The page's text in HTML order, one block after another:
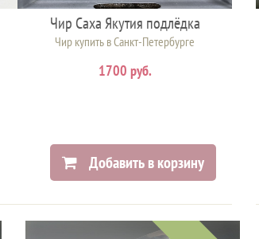
Чир Саха Якутия подлёдка
Чир купить в Санкт-Петербурге
1700 руб.
Добавить в корзину